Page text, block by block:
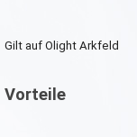
Gilt auf Olight Arkfeld
Vorteile